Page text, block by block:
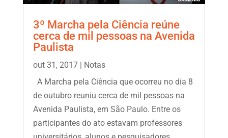
3º Marcha pela Ciência reúne
cerca de mil pessoas na Avenida
Paulista
out 31, 2017| Notas
A Marcha pela Ciência que ocorreu no dia 8
de outubro reuniu cerca de mil pessoas na
Avenida Paulista, em São Paulo. Entre os
participantes do ato estavam professores